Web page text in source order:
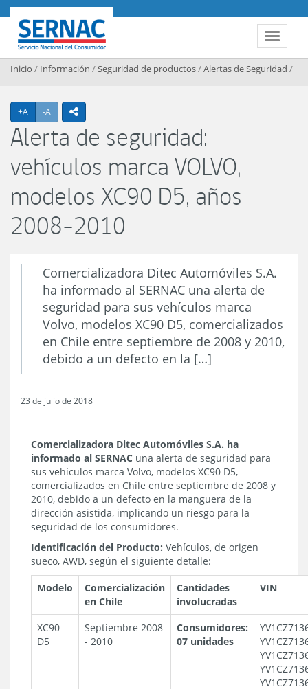
Contenido principal
Toggle
SERNAC
Inicio / Información /Seguridad de productos/Alertas de Seguridad /
+A Agrandar texto
-A Achicar textoicono compartir
Alerta de seguridad:
vehículos marca VOLVO,
modelos XC90 D5, años
2008-2010
Comercializadora Ditec Automóviles S.A.
ha informado al SERNAC una alerta de
seguridad para sus vehículos marca
Volvo, modelos XC90 D5, comercializados
en Chile entre septiembre de 2008 y 2010,
debido a un defecto en la […]
23 de julio de 2018
Comercializadora Ditec Automóviles S.A. ha
informado al SERNAC una alerta de seguridad para
sus vehículos marca Volvo, modelos XC90 D5,
comercializados en Chile entre septiembre de 2008 y
2010, debido a un defecto en la manguera de la
dirección asistida, implicando un riesgo para la
seguridad de los consumidores.
Identificación del Producto: Vehículos, de origen
sueco, AWD, según el siguiente detalle:
Modelo
Comercialización
en Chile
Cantidades
involucradas
VIN
XC90
D5
Septiembre 2008
- 2010
Consumidores:
07 unidades